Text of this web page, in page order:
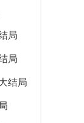
局
局
结局